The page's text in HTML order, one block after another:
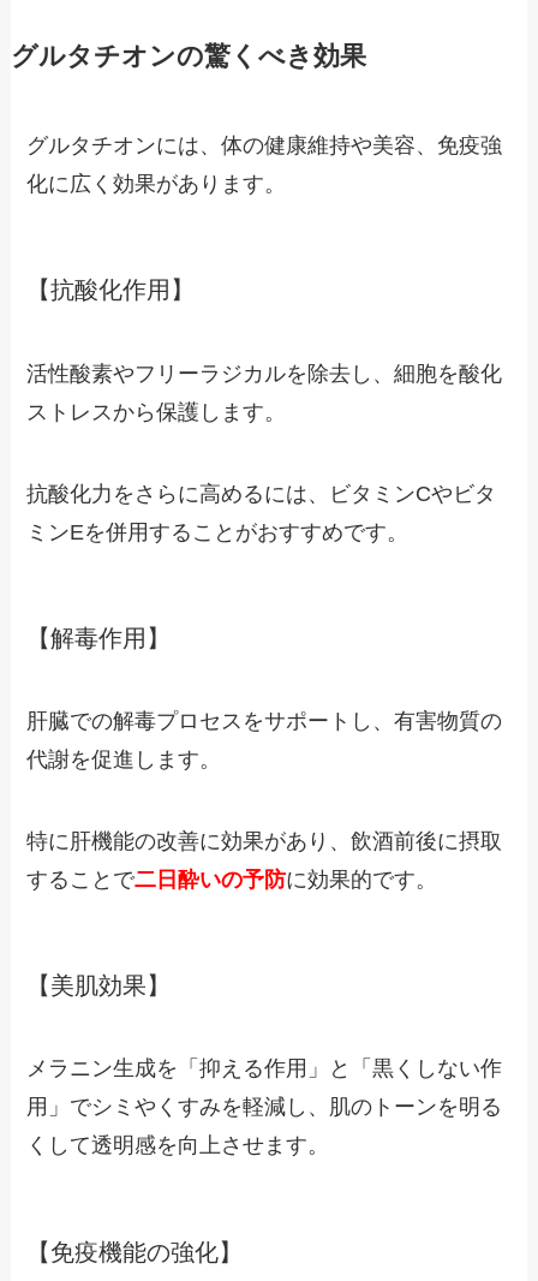
グルタチオンの驚くべき効果
グルタチオンには、体の健康維持や美容、免疫強
化に広く効果があります。
【抗酸化作用】
活性酸素やフリーラジカルを除去し、細胞を酸化
ストレスから保護します。
抗酸化力をさらに高めるには、ビタミンCやビタ
ミンEを併用することがおすすめです。
【解毒作用】
肝臓での解毒プロセスをサポートし、有害物質の
代謝を促進します。
特に肝機能の改善に効果があり、飲酒前後に摂取
することで二日酔いの予防に効果的です。
【美肌効果】
メラニン生成を「抑える作用」と「黒くしない作
用」でシミやくすみを軽減し、肌のトーンを明る
くして透明感を向上させます。
【免疫機能の強化】